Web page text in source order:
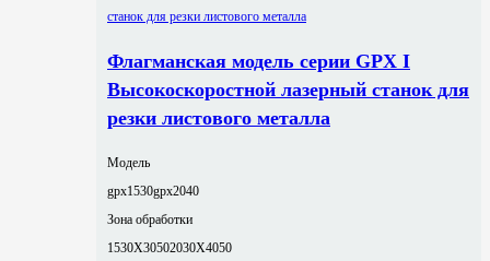
Флагманская модель серии GPX I
Высокоскоростной лазерный станок для
резки листового металла
Модель
gpx1530gpx2040
Зона обработки
1530X30502030X4050